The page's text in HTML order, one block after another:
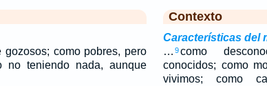
gozosos; como pobres, pero
no teniendo nada, aunque
Contexto
Características del
… 9como
conocidos; como
vivimos; como